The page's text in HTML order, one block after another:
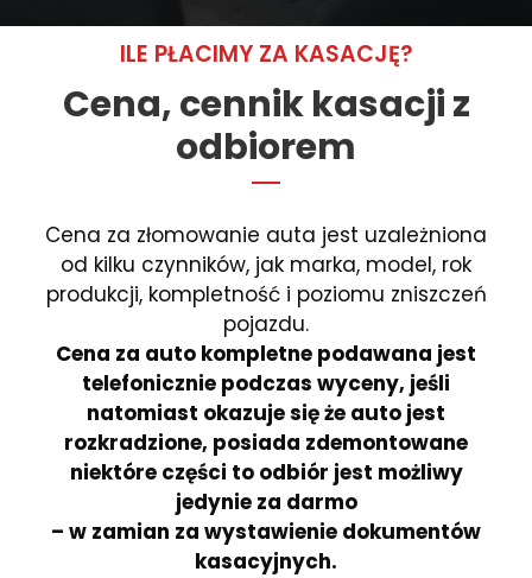
ILE PŁACIMY ZA KASACJĘ?
Cena, cennik kasacji z
odbiorem
Cena za złomowanie auta jest uzależniona
od kilku czynników, jak marka, model, rok
produkcji, kompletność i poziomu zniszczeń
pojazdu.
Cena za auto kompletne podawana jest
telefonicznie podczas wyceny, jeśli
natomiast okazuje się że auto jest
rozkradzione, posiada zdemontowane
niektóre części to odbiór jest możliwy
jedynie za darmo
– w zamian za wystawienie dokumentów
kasacyjnych.